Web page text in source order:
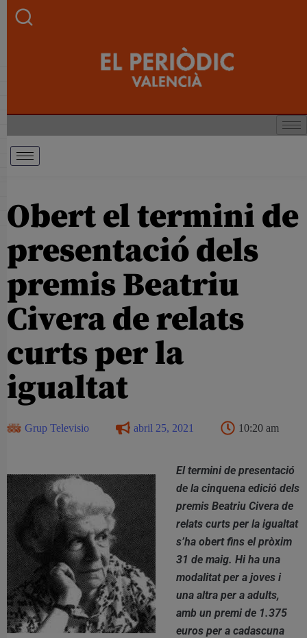
Obert el termini de
presentació dels
premis Beatriu
Civera de relats
curts per la
igualtat
Grup Televisio abril 25, 2021 10:20 am
El termini de presentació
de la cinquena edició dels
premis Beatriu Civera de
relats curts per la igualtat
s’ha obert fins el pròxim
31 de maig. Hi ha una
modalitat per a joves i
una altra per a adults,
amb un premi de 1.375
euros per a cadascuna